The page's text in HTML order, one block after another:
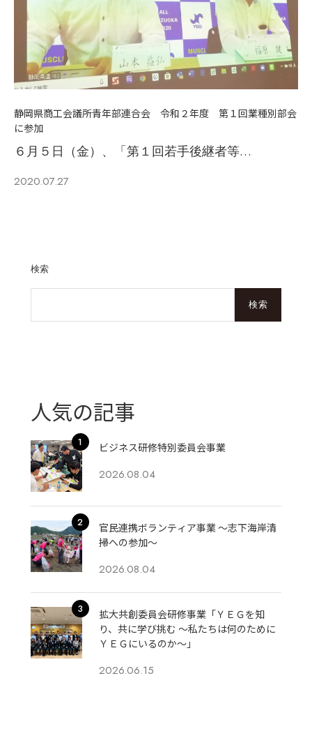
静岡県商工会議所青年部連合会 令和２年度 第１回業種別部会
に参加
６月５日（金）、「第１回若手後継者等…
2020.07.27
検索
検索
人気の記事
ビジネス研修特別委員会事業
2026.08.04
官民連携ボランティア事業 ～志下海岸清
掃への参加～
2026.08.04
拡大共創委員会研修事業「ＹＥＧを知
り、共に学び挑む 〜私たちは何のために
ＹＥＧにいるのか〜」
2026.06.15